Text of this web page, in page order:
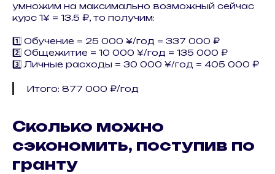
умножим на максимально возможный сейчас
курс 1¥ = 13.5 ₽, то получим:
1️⃣ Обучение = 25 000 ¥/год = 337 000 ₽
2️⃣ Общежитие = 10 000 ¥/год = 135 000 ₽
3️⃣ Личные расходы = 30 000 ¥/год = 405 000 ₽
Итого: 877 000 ₽/год
Сколько можно
сэкономить, поступив по
гранту